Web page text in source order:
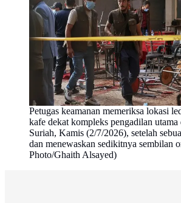
Petugas keamanan memeriksa lokasi
kafe dekat kompleks pengadilan utama
Suriah, Kamis (2/7/2026), setelah
dan menewaskan sedikitnya sembilan
Photo/Ghaith Alsayed)